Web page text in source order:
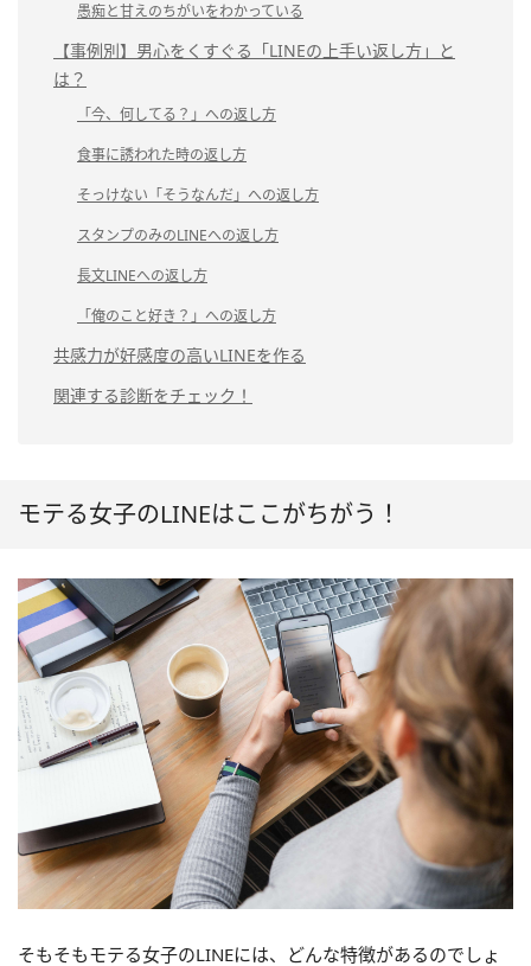
愚痴と甘えのちがいをわかっている
【事例別】男心をくすぐる「LINEの上手い返し方」と
は？
「今、何してる？」への返し方
食事に誘われた時の返し方
そっけない「そうなんだ」への返し方
スタンプのみのLINEへの返し方
長文LINEへの返し方
「俺のこと好き？」への返し方
共感力が好感度の高いLINEを作る
関連する診断をチェック！
モテる女子のLINEはここがちがう！
そもそもモテる女子のLINEには、どんな特徴があるのでしょ